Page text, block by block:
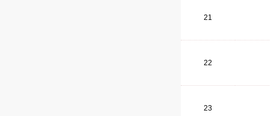
21
22
23